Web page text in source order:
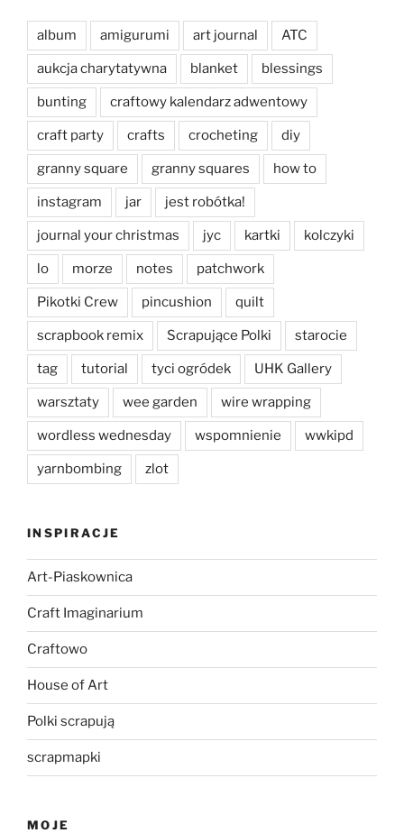
album amigurumi art journal ATC
aukcja charytatywna blanket blessings
bunting craftowy kalendarz adwentowy
craft party crafts crocheting diy
granny square granny squares how to
instagram jar jest robótka!
journal your christmas jyc kartki kolczyki
lo morze notes patchwork
Pikotki Crew pincushion quilt
scrapbook remix Scrapujące Polki starocie
tag tutorial tyci ogródek UHK Gallery
warsztaty wee garden wire wrapping
wordless wednesday wspomnienie wwkipd
yarnbombing zlot
INSPIRACJE
Art-Piaskownica
Craft Imaginarium
Craftowo
House of Art
Polki scrapują
scrapmapki
MOJE